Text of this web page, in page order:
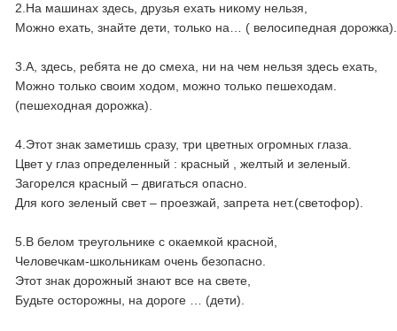
2.На машинах здесь, друзья ехать никому нельзя,
Можно ехать, знайте дети, только на… ( велосипедная дорожка).
3.А, здесь, ребята не до смеха, ни на чем нельзя здесь ехать,
Можно только своим ходом, можно только пешеходам.
(пешеходная дорожка).
4.Этот знак заметишь сразу, три цветных огромных глаза.
Цвет у глаз определенный : красный , желтый и зеленый.
Загорелся красный – двигаться опасно.
Для кого зеленый свет – проезжай, запрета нет.(светофор).
5.В белом треугольнике с окаемкой красной,
Человечкам-школьникам очень безопасно.
Этот знак дорожный знают все на свете,
Будьте осторожны, на дороге … (дети).